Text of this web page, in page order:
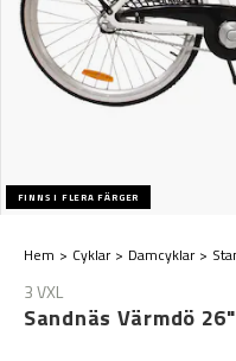
FINNS I FLERA FÄRGER
Hem Cyklar Damcyklar
3 VXL
Sandnäs Värmdö